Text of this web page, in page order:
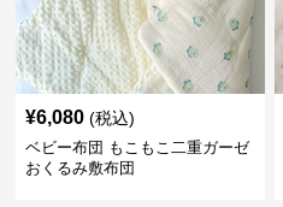
¥6,080 (税込)
ベビー布団 もこもこ二重ガーゼ
おくるみ敷布団